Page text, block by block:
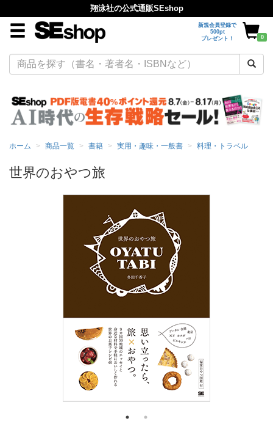
翔泳社の公式通販SEshop
新規会員登録で
500pt
プレゼント！
0
ホーム 商品一覧 書籍 実用・趣味・一般書 料理・トラベル
世界のおやつ旅